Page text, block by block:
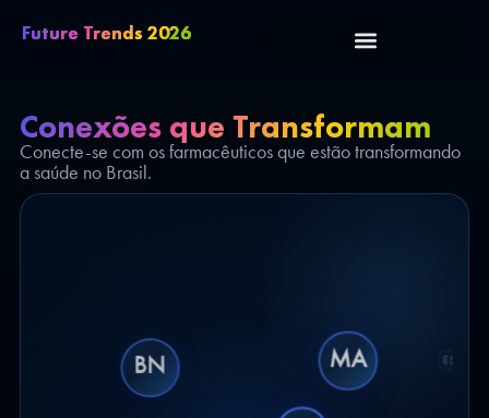
Future Trends 2026
Conexões que Transformam
Conecte-se com os farmacêuticos que estão transformando
a saúde no Brasil.
MA
BN